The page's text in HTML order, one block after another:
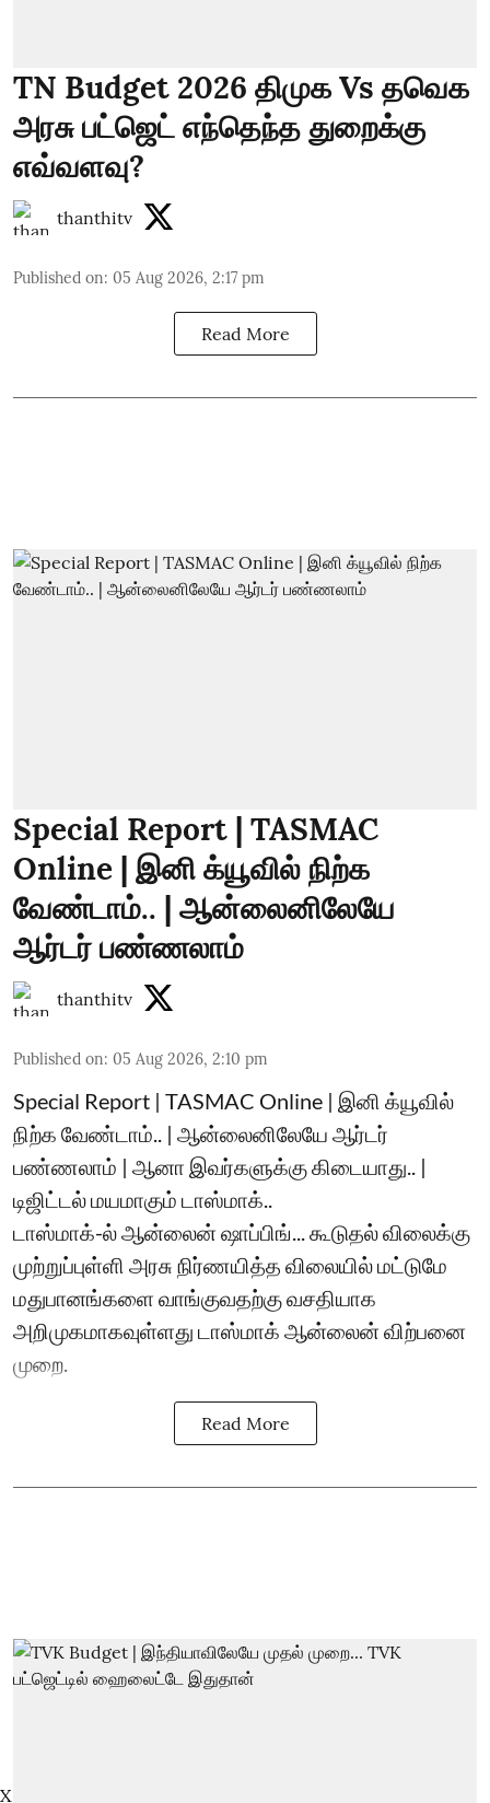
TN Budget 2026 திமுக Vs தவெக
அரசு பட்ஜெட் எந்தெந்த துறைக்கு
எவ்வளவு?
thanthitv
Published on: 05 Aug 2026, 2:17 pm
Read More
Special Report | TASMAC
Online | இனி க்யூவில் நிற்க
வேண்டாம்.. | ஆன்லைனிலேயே
ஆர்டர் பண்ணலாம்
thanthitv
Published on: 05 Aug 2026, 2:10 pm
Special Report | TASMAC Online | இனி க்யூவில்
நிற்க வேண்டாம்.. | ஆன்லைனிலேயே ஆர்டர்
பண்ணலாம் | ஆனா இவர்களுக்கு கிடையாது.. |
டிஜிட்டல் மயமாகும் டாஸ்மாக்..
டாஸ்மாக்-ல் ஆன்லைன் ஷாப்பிங்... கூடுதல் விலைக்கு
முற்றுப்புள்ளி அரசு நிர்ணயித்த விலையில் மட்டுமே
மதுபானங்களை வாங்குவதற்கு வசதியாக
அறிமுகமாகவுள்ளது டாஸ்மாக் ஆன்லைன் விற்பனை
முறை.
Read More
X